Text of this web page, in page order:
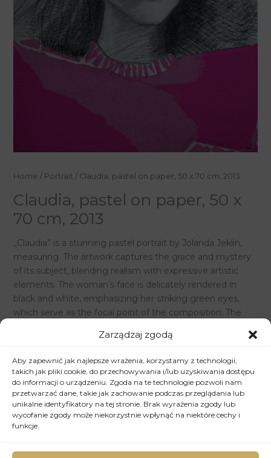
Zarządzaj zgodą
Aby zapewnić jak najlepsze wrażenia, korzystamy z technologii,
takich jak pliki cookie, do przechowywania i/lub uzyskiwania dostępu
do informacji o urządzeniu. Zgoda na te technologie pozwoli nam
przetwarzać dane, takie jak zachowanie podczas przeglądania lub
unikalne identyfikatory na tej stronie. Brak wyrażenia zgody lub
wycofanie zgody może niekorzystnie wpłynąć na niektóre cechy i
funkcje.
Home / Portrait / Claudia, pastel on paper, 50 x 70 cm, 2013
Claudia, pastel on paper, 50 x
70 cm, 2013
,,Claudia” is a stunning pastel portrait by Jolanda Jeklin,
measuring. The artwork captures the grace and mystery
of its subject, blending realism with expressive artistic
elements. The woman’s face is delicately rendered in
black and white, emphasizing her striking green eyes,
which serve as the focal point of the composition. The
the bold, colorful background creates a dynamic visual
symbolizing strength and confidence. The vivid pink
tones bring modernity and energy to the piece, balancing
its classical portrait style.
Jeklin’s masterful use of pastels enhances the depth and
texture, making ,,Claudia” a unique and captivating
appreciate the fusion of tradition and contemporary